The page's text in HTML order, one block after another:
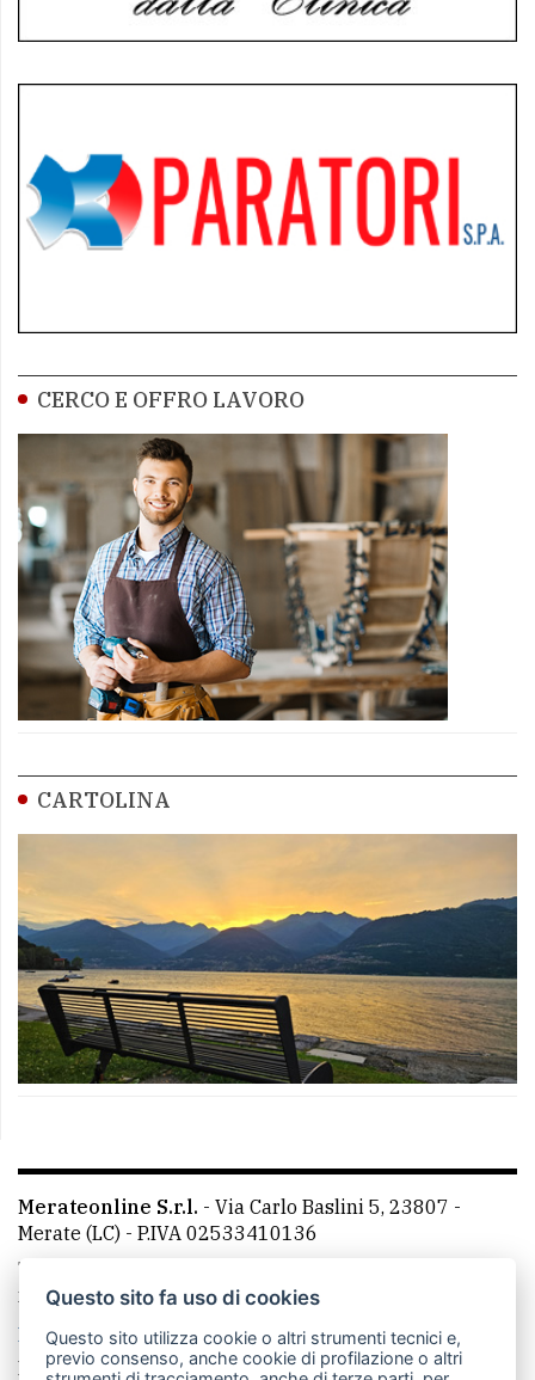
CERCO E OFFRO LAVORO
CARTOLINA
Merateonline S.r.l. - Via Carlo Baslini 5, 23807 -
Merate (LC) - P.IVA 02533410136
Telefono:
mail: redazione@leccoonline.com
La redazione
MerateOnline CasateOnline
RSS
Made by VIP
Questo sito fa uso di cookies
Questo sito utilizza cookie o altri strumenti tecnici e,
previo consenso, anche cookie di profilazione o altri